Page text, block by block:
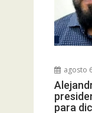
agosto
para